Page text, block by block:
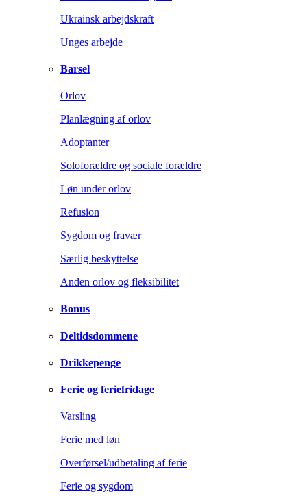
Ukrainsk arbejdskraft
Unges arbejde
Barsel
Orlov
Planlægning af orlov
Adoptanter
Soloforældre og sociale forældre
Løn under orlov
Refusion
Sygdom og fravær
Særlig beskyttelse
Anden orlov og fleksibilitet
Bonus
Deltidsdommene
Drikkepenge
Ferie og feriefridage
Varsling
Ferie med løn
Overførsel/udbetaling af ferie
Ferie og sygdom